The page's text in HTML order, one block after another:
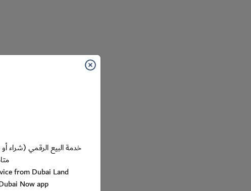
خدمة البيع الرقمي (شراء
from Dubai Land
Now app